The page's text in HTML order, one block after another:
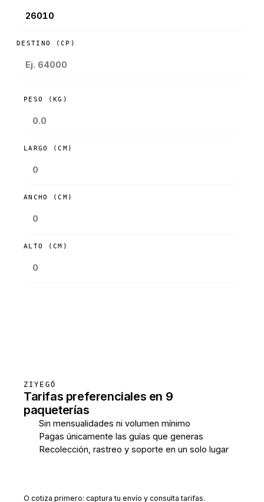
DESTINO (CP)
PESO (KG)
LARGO (CM)
ANCHO (CM)
ALTO (CM)
ZIYEGÓ
Tarifas preferenciales en 9
paqueterías
Sin mensualidades ni volumen mínimo
Pagas únicamente las guías que generas
Recolección, rastreo y soporte en un solo lugar
O cotiza primero: captura tu envío y consulta tarifas.